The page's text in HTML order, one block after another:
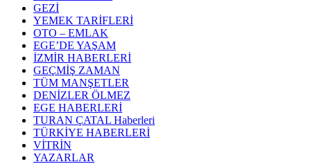
GEZİ
YEMEK TARİFLERİ
OTO – EMLAK
EGE’DE YAŞAM
İZMİR HABERLERİ
GEÇMİŞ ZAMAN
TÜM MANŞETLER
DENİZLER ÖLMEZ
EGE HABERLERİ
TURAN ÇATAL Haberleri
TÜRKİYE HABERLERİ
VİTRİN
YAZARLAR